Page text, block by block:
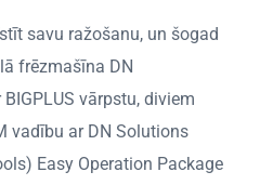
savu ražošanu, un šogad
frēzmašīna DN
vārpstu, diviem
vadību ar DN Solutions
Easy Operation Package